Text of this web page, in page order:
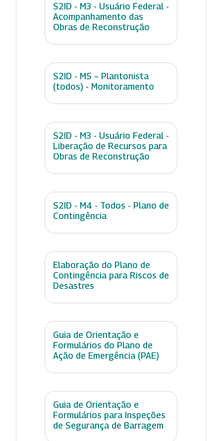
S2ID - M3 - Usuário Federal -
Acompanhamento das
Obras de Reconstrução
S2ID - M5 – Plantonista
(todos) - Monitoramento
S2ID - M3 - Usuário Federal -
Liberação de Recursos para
Obras de Reconstrução
S2ID - M4 - Todos - Plano de
Contingência
Elaboração do Plano de
Contingência para Riscos de
Desastres
Guia de Orientação e
Formulários do Plano de
Ação de Emergência (PAE)
Guia de Orientação e
Formulários para Inspeções
de Segurança de Barragem